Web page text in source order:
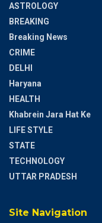
ASTROLOGY
BREAKING
Breaking News
CRIME
DELHI
Haryana
HEALTH
Khabrein Jara Hat Ke
LIFE STYLE
STATE
TECHNOLOGY
UTTAR PRADESH
Site Navigation